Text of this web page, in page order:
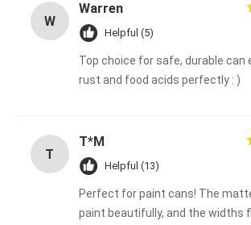
W
Warren
Helpful (5)
Top choice for safe, durable can
rust and food acids perfectly : )
T
T*M
Helpful (13)
Perfect for paint cans! The
paint beautifully, and the widths